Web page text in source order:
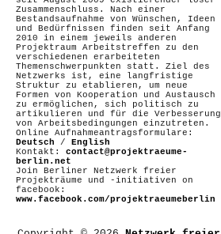
Zusammenschluss. Nach einer
Bestandsaufnahme von Wünschen, Ideen
und Bedürfnissen finden seit Anfang
2010 in einem jeweils anderen
Projektraum Arbeitstreffen zu den
verschiedenen erarbeiteten
Themenschwerpunkten statt. Ziel des
Netzwerks ist, eine langfristige
Struktur zu etablieren, um neue
Formen von Kooperation und Austausch
zu ermöglichen, sich politisch zu
artikulieren und für die Verbesserung
von Arbeitsbedingungen einzutreten.
Online Aufnahmeantragsformulare:
Deutsch / English
Kontakt: contact@projektraeume-
berlin.net
Join Berliner Netzwerk freier
Projekträume und -initiativen on
facebook:
www.facebook.com/projektraeumeberlin